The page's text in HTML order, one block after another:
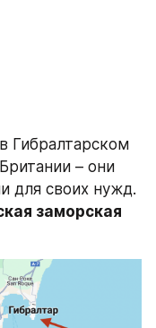
Гибралтарском
– они
для своих нужд.
заморская